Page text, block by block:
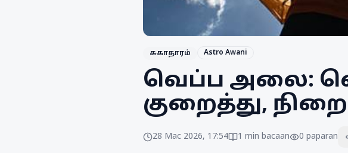
சுகாதாரம் Astro Awani
வெப்ப அலை:
குறைத்து,
28 Mac 2026, 17:54 1 min bacaan 0 paparan